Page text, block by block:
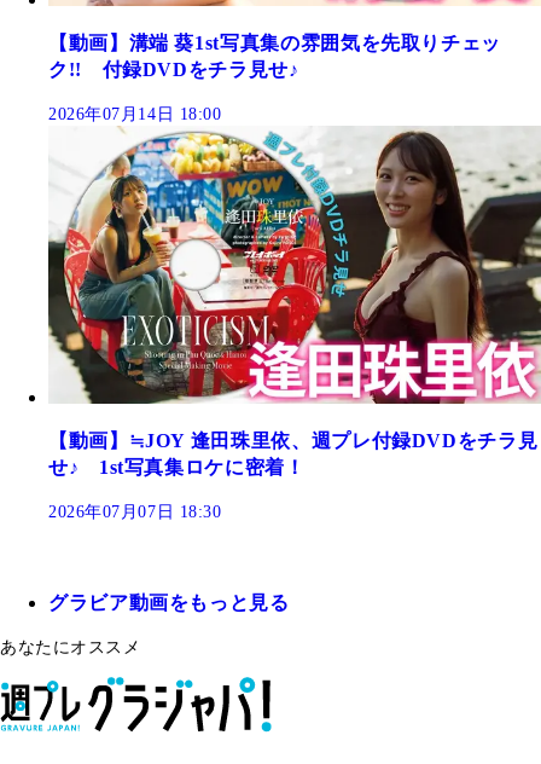
【動画】溝端 葵1st写真集の雰囲気を先取りチェッ
ク!! 付録DVDをチラ見せ♪
2026年07月14日 18:00
【動画】≒JOY 逢田珠里依、週プレ付録DVDをチラ見
せ♪ 1st写真集ロケに密着！
2026年07月07日 18:30
グラビア動画をもっと見る
あなたにオススメ